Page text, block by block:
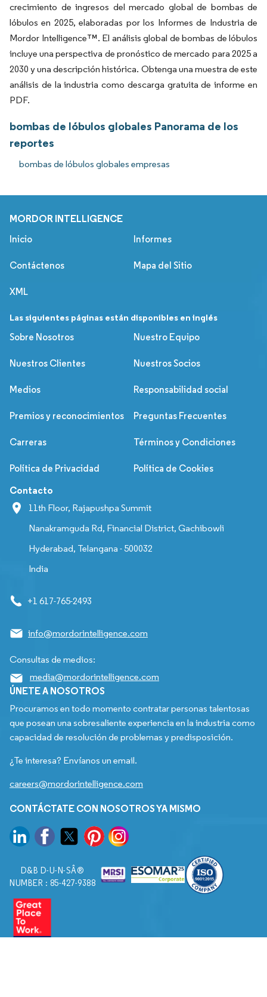
crecimiento de ingresos del mercado global de bombas de
lóbulos en 2025, elaboradas por los Informes de Industria de
Mordor Intelligence™. El análisis global de bombas de lóbulos
incluye una perspectiva de pronóstico de mercado para 2025 a
2030 y una descripción histórica. Obtenga una muestra de este
análisis de la industria como descarga gratuita de informe en
PDF.
bombas de lóbulos globales Panorama de los
reportes
bombas de lóbulos globales empresas
MORDOR INTELLIGENCE
Inicio Informes
Contáctenos Mapa del Sitio
XML
Las siguientes páginas están disponibles en inglés
Sobre Nosotros
Nuestro Equipo
Nuestros Clientes Nuestros Socios
Medios Responsabilidad social
Premios y reconocimientos Preguntas Frecuentes
Carreras Términos y Condiciones
Política de Privacidad Política de Cookies
Contacto
11th Floor, Rajapushpa Summit
Nanakramguda Rd, Financial District, Gachibowli
Hyderabad, Telangana - 500032
India
+1 617-765-2493
info@mordorintelligence.com
Consultas de medios:
media@mordorintelligence.com
ÚNETE A NOSOTROS
Procuramos en todo momento contratar personas talentosas
que posean una sobresaliente experiencia en la industria como
capacidad de resolución de problemas y predisposición.
¿Te interesa? Envíanos un email.
careers@mordorintelligence.com
CONTÁCTATE CON NOSOTROS YA MISMO
D&B D-U-N-SÂ®
NUMBER : 85-427-9388